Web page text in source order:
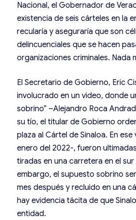
Nacional, el Gobernador de
existencia de seis cárteles en la
recularía y aseguraría que son
delincuenciales que se hacen
organizaciones criminales. Nada
El Secretario de Gobierno, Eric
involucrado en un video, donde
sobrino” –Alejandro Roca
su tío, el titular de Gobierno
plaza al Cártel de Sinaloa. En
enero del 2022-, fueron
tiradas en una carretera en el sur
embargo, el supuesto sobrino
mes después y recluido en una
hay evidencia tácita de que
entidad.